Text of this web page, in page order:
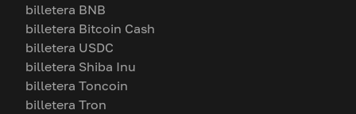
billetera BNB
billetera Bitcoin Cash
billetera USDC
billetera Shiba Inu
billetera Toncoin
billetera Tron